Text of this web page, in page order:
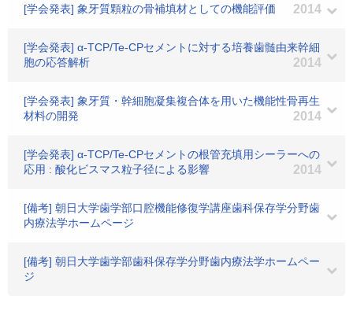
[学会発表] 象牙質顆粒の骨補填材としての機能評価 2014
[学会発表] α-TCP/Te-CPセメントに対する培養歯髄由来幹細
胞の応答解析
2014
[学会発表] 象牙質・幹細胞凝集複合体を用いた機能性骨再生
材料の開発
2014
[学会発表] α-TCP/Te-CPセメントの根管充填用シーラーへの
応用 : 酸化ビスマス粒子径による影響
2014
[備考] 朝日大学歯学部口腔機能修復学講座歯科保存学分野歯
内療法学ホームページ
[備考] 朝日大学歯学部歯科保存学分野歯内療法学ホームペー
ジ